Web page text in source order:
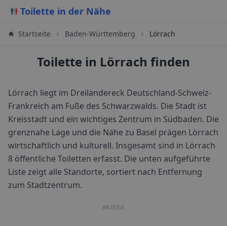
Toilette in der Nähe
Startseite Baden-Württemberg Lörrach
Toilette in Lörrach finden
Lörrach liegt im Dreiländereck Deutschland-Schweiz-
Frankreich am Fuße des Schwarzwalds. Die Stadt ist
Kreisstadt und ein wichtiges Zentrum in Südbaden. Die
grenznahe Lage und die Nähe zu Basel prägen Lörrach
wirtschaftlich und kulturell. Insgesamt sind in Lörrach
8 öffentliche Toiletten erfasst. Die unten aufgeführte
Liste zeigt alle Standorte, sortiert nach Entfernung
zum Stadtzentrum.
ANZEIGE